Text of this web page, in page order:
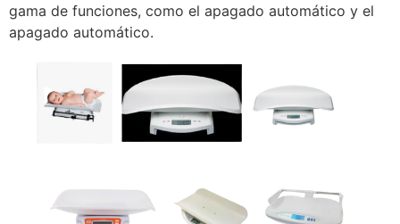
gama de funciones, como el apagado automático y el
apagado automático.